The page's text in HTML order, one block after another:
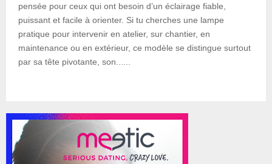
pensée pour ceux qui ont besoin d’un éclairage fiable,
puissant et facile à orienter. Si tu cherches une lampe
pratique pour intervenir en atelier, sur chantier, en
maintenance ou en extérieur, ce modèle se distingue surtout
par sa tête pivotante, son......